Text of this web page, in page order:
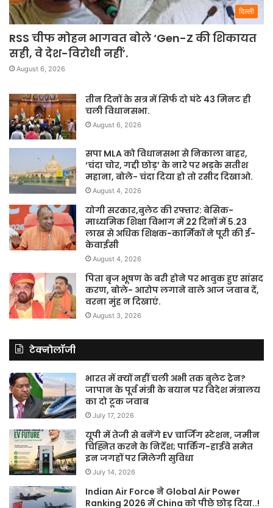
दिल्ली
RSS चीफ मोहन भागवत बोले ‘Gen-Z की शिकायत
सही, वे देश-विरोधी नहीं’.
August 6, 2026
तीन दिनों के सत्र में सिर्फ दो घंटे 43 मिनट ही
चली विधानसभा.
August 6, 2026
सपा MLA को विधानसभा से निकाला बाहर,
‘चंदा चोर, गद्दी छोड़’ के नारे पर भड़के सतीश
महाना, बोले- चंदा दिया हो तो रसीद दिखाओ.
August 4, 2026
योगी सरकार,बुलेट की रफ्तार: बेसिक-
माध्यमिक शिक्षा विभाग में 22 दिनों में 5.23
लाख से अधिक शिक्षक-कार्मिकों ने पूरी की ई-
केवाईसी
August 4, 2026
पिता बृज भूषण के बरी होने पर भावुक हुए सांसद
करण, बोले- आरोप लगाने वाले आज जवाब दें,
वरना मुंह न दिखाएं.
August 3, 2026
टेक्नोलॉजी
भारत में क्यों नहीं चली अभी तक बुलेट ट्रेन?
जापान के पूर्व मंत्री के बयान पर विदेश मंत्रालय
का दो टूक जवाब
July 17, 2026
यूपी में तेजी से बनेंगे EV चार्जिंग स्टेशन, जमीन
चिह्नित करने के निर्देश; पार्किंग-हाईवे समेत
इन जगहों पर मिलेगी सुविधा
July 14, 2026
Indian Air Force ने Global Air Power
Ranking 2026 में China को पीछे छोड़ दिया..!